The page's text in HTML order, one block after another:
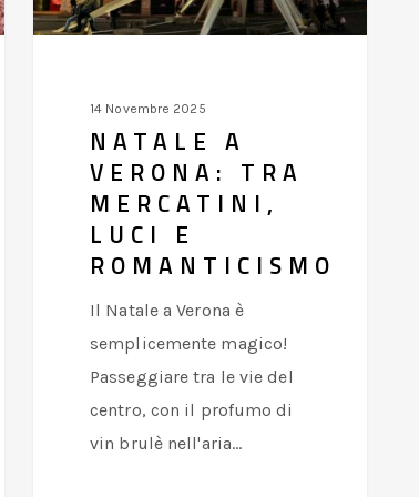
e
14 Novembre 2025
NATALE A
VERONA: TRA
MERCATINI,
LUCI E
ROMANTICISMO
Il Natale a Verona è
semplicemente magico!
Passeggiare tra le vie del
centro, con il profumo di
vin brulè nell'aria…